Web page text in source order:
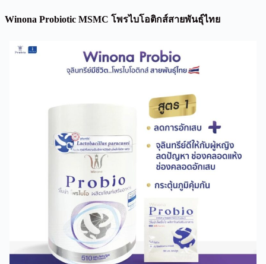
Winona Probiotic MSMC โพรไบโอติกส์สายพันธุ์ไทย